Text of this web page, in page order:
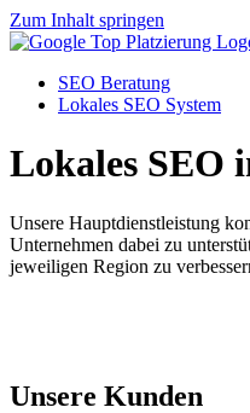
Zum Inhalt springen
SEO Beratung
Lokales SEO System
Lokales SEO
Unsere Hauptdienstleistung
Unternehmen dabei zu
jeweiligen Region zu
Unsere Kunden